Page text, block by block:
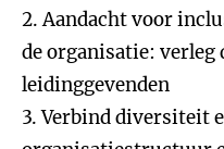
2. Aandacht voor
de organisatie: verleg
leidinggevenden
3. Verbind diversiteit